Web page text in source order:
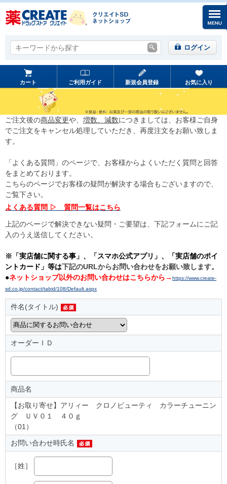
キーワードから探す
キーワードから探す ログイン
カート ご利用ガイド 新規会員登録 お気に入り
ご注文後の商品変更や、 増数、減数につきましては、お客様ご自身
でご注文をキャンセル処理していただき、再度注文をお願い致しま
す。
「よくある質問」のページで、お客様からよくいただく質問と回答
をまとめております。
こちらのページでお客様の疑問が解決する場合もございますので、
ご覧下さい。
よくある質問 ▷ 質問一覧はこちら
上記のページで解決できない疑問・ご要望は、下記フォームにご記
入のうえ送信してください。
※「実店舗に関する事」、「スマホ公式アプリ」、「実店舗のポイ
ントカード」等は下記のURLからお問い合わせをお願い致します。
●ネットショップ以外のお問い合わせはこちらから→ https://www.create-
sd.co.jp/contact/tabid/108/Default.aspx
件名(タイトル)
オーダーＩＤ
商品名
【お取り寄せ】アリィー クロノビューティ カラーチューニン
グ ＵＶ０１ ４０ｇ
（01）
お問い合わせ時氏名
［姓］